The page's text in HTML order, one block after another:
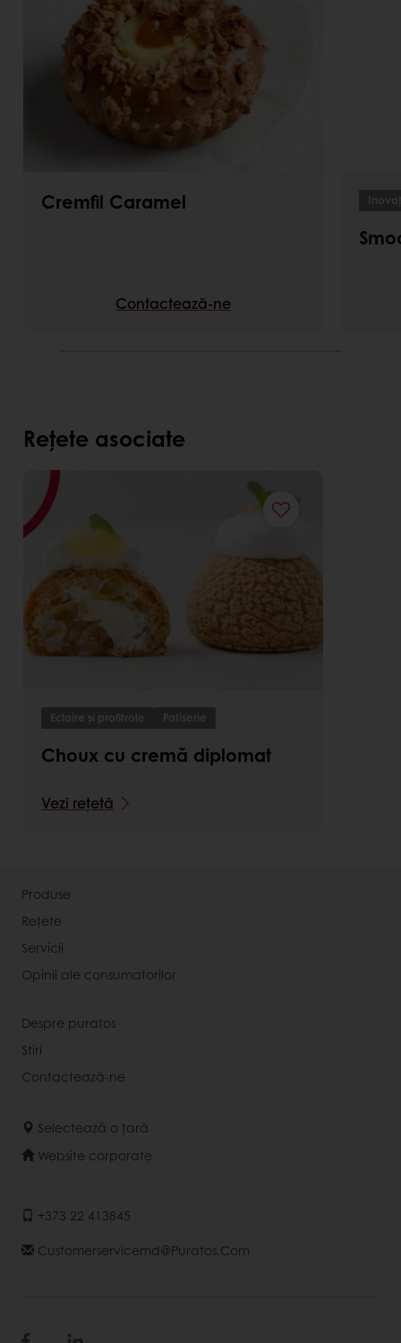
Cremfil Caramel
Contactează-ne
Rețete asociate
Eclaire și profitrole Patiserie
Choux cu cremă diplomat
Vezi rețetă
Produse
Rețete
Servicii
Opinii ale consumatorilor
Despre puratos
Știri
Contactează-ne
Selectează o țară
Website corporate
+373 22 413845
Customerservicemd@puratos.com